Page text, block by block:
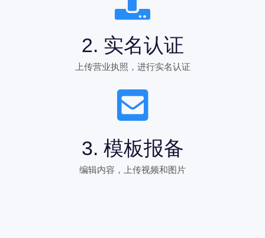
2. 实名认证
上传营业执照，进行实名认证
3. 模板报备
编辑内容，上传视频和图片